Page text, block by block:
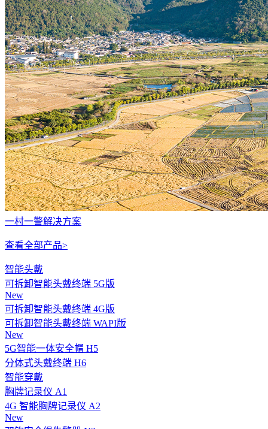
一村一警解决方案
查看全部产品>
智能头戴
可拆卸智能头戴终端 5G版
New
可拆卸智能头戴终端 4G版
可拆卸智能头戴终端 WAPI版
New
5G智能一体安全帽 H5
分体式头戴终端 H6
智能穿戴
胸牌记录仪 A1
4G 智能胸牌记录仪 A2
New